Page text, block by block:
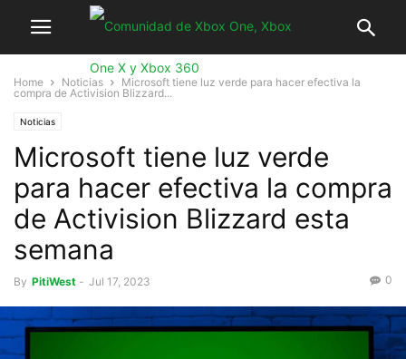
Home Noticias
Microsoft tiene luz verde para hacer efectiva la
compra de Activision Blizzard...
Noticias
Microsoft tiene luz verde
para hacer efectiva la compra
de Activision Blizzard esta
semana
By PitiWest - Jul 17, 2023 0